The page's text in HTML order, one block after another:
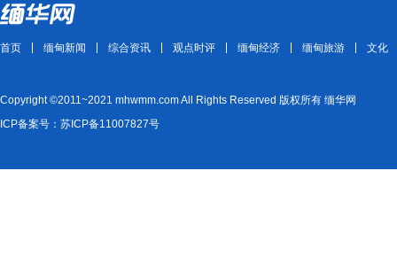
首页 缅甸新闻 综合资讯 观点时评 缅甸经济 缅甸旅游 文化
Copyright ©2011~2021 mhwmm.com All Rights Reserved 版权所有 缅华网
ICP备案号：苏ICP备11007827号